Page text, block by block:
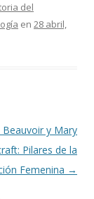
del
en 28 abril,
Beauvoir y Mary
Pilares de la
Femenina →